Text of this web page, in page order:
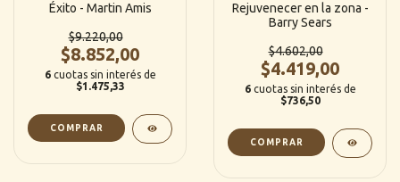
Éxito - Martin Amis
$9.220,00
$8.852,00
6 cuotas sin interés de
$1.475,33
Rejuvenecer en la zona -
Barry Sears
$4.602,00
$4.419,00
6 cuotas sin interés de
$736,50